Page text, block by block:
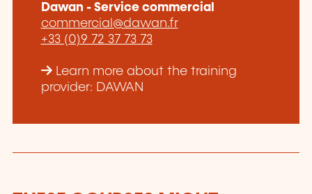
Dawan - Service commercial
commercial@dawan.fr
+33 (0)9 72 37 73 73
Learn more about the training
provider: DAWAN